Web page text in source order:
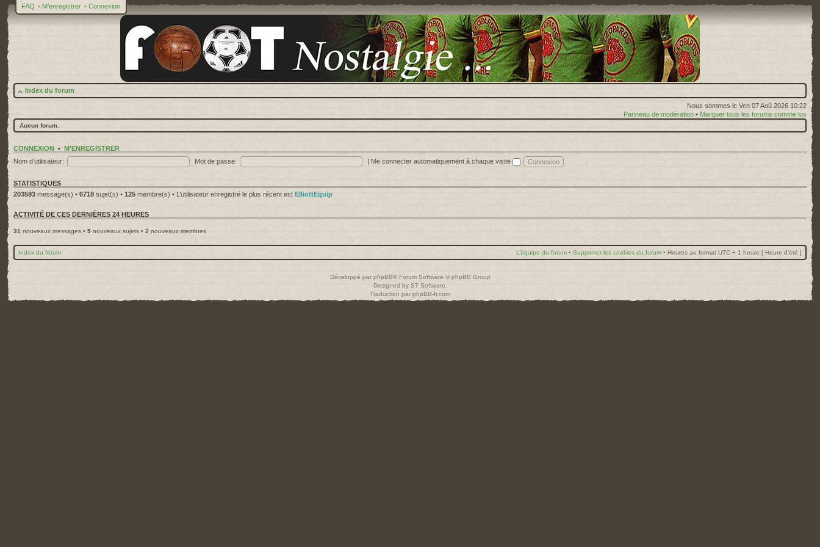
FAQ • M’enregistrer • Connexion
Index du forum
Nous sommes le Ven 07 Aoû 2026 10:22
Panneau de modération • Marquer tous les forums comme lus
Aucun forum.
CONNEXION • M’ENREGISTRER
Nom d’utilisateur:
Mot de passe: | Me connecter automatiquement à chaque visite
STATISTIQUES
203593 message(s) • 6718 sujet(s) • 125 membre(s) • L’utilisateur enregistré le plus récent est ElliottEquip
ACTIVITÉ DE CES DERNIÈRES 24 HEURES
31 nouveaux messages • 5 nouveaux sujets • 2 nouveaux membres
Index du forum L’équipe du forum • Supprimer les cookies du forum • Heures au format UTC + 1 heure [ Heure d’été ]
Développé par phpBB® Forum Software © phpBB Group
Designed by ST Software
Traduction par phpBB-fr.com